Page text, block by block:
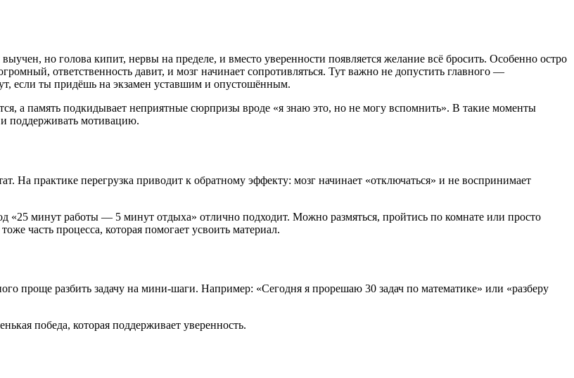
но голова кипит, нервы на пределе, и вместо уверенности появляется желание всё бросить. Особенно остро
ответственность давит, и мозг начинает сопротивляться. Тут важно не допустить главного —
если ты придёшь на экзамен уставшим и опустошённым.
а память подкидывает неприятные сюрпризы вроде «я знаю это, но не могу вспомнить». В такие моменты
и поддерживать мотивацию.
На практике перегрузка приводит к обратному эффекту: мозг начинает «отключаться» и не воспринимает
«25 минут работы — 5 минут отдыха» отлично подходит. Можно размяться, пройтись по комнате или просто
часть процесса, которая помогает усвоить материал.
проще разбить задачу на мини-шаги. Например: «Сегодня я прорешаю 30 задач по математике» или «разберу
победа, которая поддерживает уверенность.